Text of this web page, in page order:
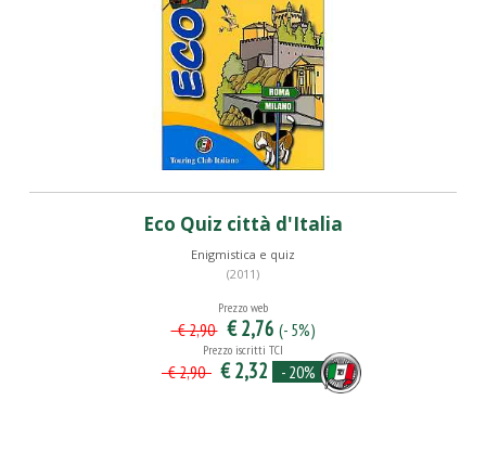
Eco Quiz città d'Italia
Enigmistica e quiz
(2011)
Prezzo web
€ 2,90 € 2,76 (- 5%)
Prezzo iscritti TCI
€ 2,90 € 2,32 - 20%